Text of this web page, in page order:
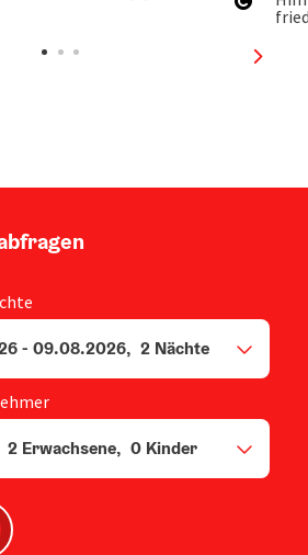
- 09.08.2026, 2 Nächte
Personenfelder
2 Erwachsene, 0 Kinder